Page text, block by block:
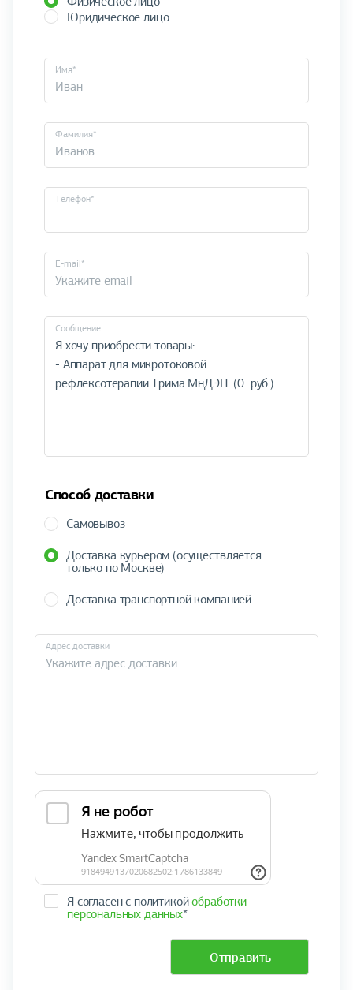
Юридическое лицо
Имя*
Фамилия*
Телефон*
E-mail*
Cообщение
Способ доставки
Самовывоз
Доставка курьером (осуществляется
только по Москве)
Доставка транспортной компанией
Адрес доставки
Я согласен с политикойобработки
персональных данных*
Отправить